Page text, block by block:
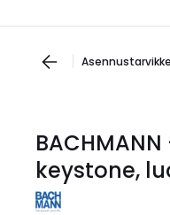
keystone,